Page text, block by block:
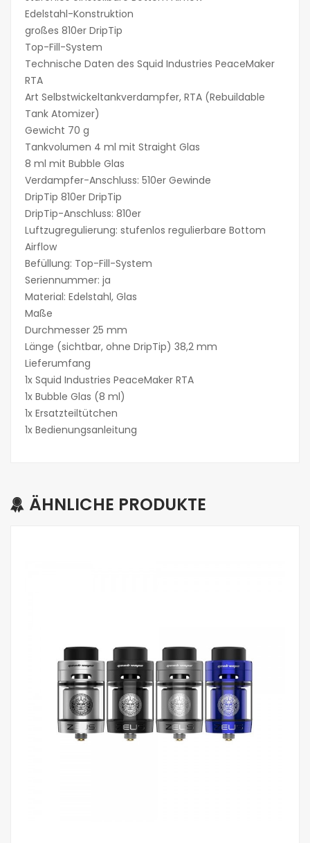
Edelstahl-Konstruktion
großes 810er DripTip
Top-Fill-System
Technische Daten des Squid Industries PeaceMaker
RTA
Art Selbstwickeltankverdampfer, RTA (Rebuildable
Tank Atomizer)
Gewicht 70 g
Tankvolumen 4 ml mit Straight Glas
8 ml mit Bubble Glas
Verdampfer-Anschluss: 510er Gewinde
DripTip 810er DripTip
DripTip-Anschluss: 810er
Luftzugregulierung: stufenlos regulierbare Bottom
Airflow
Befüllung: Top-Fill-System
Seriennummer: ja
Material: Edelstahl, Glas
Maße
Durchmesser 25 mm
Länge (sichtbar, ohne DripTip) 38,2 mm
Lieferumfang
1x Squid Industries PeaceMaker RTA
1x Bubble Glas (8 ml)
1x Ersatzteiltütchen
1x Bedienungsanleitung
ÄHNLICHE PRODUKTE